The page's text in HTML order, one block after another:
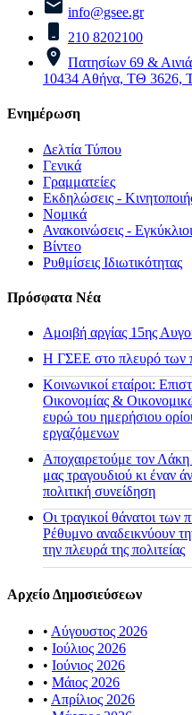
info@gsee.gr
210 8202100
Πατησίων 69 &
10434 Αθήνα, ΤΘ 3626,
Ενημέρωση
Δελτία Τύπου
Γενικά
Γραμματείες
Εκδηλώσεις -
Νομικά
Ανακοινώσεις - Εγκύκλιοι
Βίντεο
Ρυθμίσεις Ιδιωτικότητας
Πρόσφατα Νέα
Αμοιβή αργίας 15ης
H ΓΣΕΕ στο πλευρό των
Κοινωνικοί εταίροι:
Οικονομίας &
ευρώ του ημερήσιου
εργαζόμενων
Αποχαιρετούμε τον
μας τραγουδιού κι έναν
πολιτική συνείδηση
Οι τραγικοί θάνατοι των
Ρέθυμνο αναδεικνύουν
την πλευρά της πολιτείας
Αρχείο Δημοσιεύσεων
• Αύγουστος 2026
• Ιούλιος 2026
• Ιούνιος 2026
• Μάιος 2026
• Απρίλιος 2026